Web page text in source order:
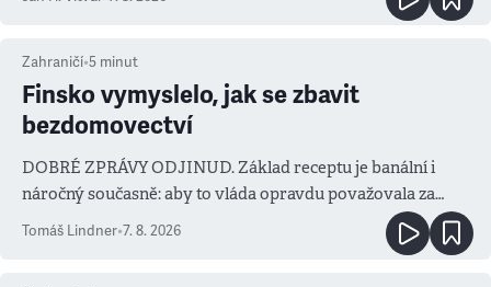
Zahraničí•5 minut
Finsko vymyslelo, jak se zbavit
bezdomovectví
DOBRÉ ZPRÁVY ODJINUD. Základ receptu je banální i
náročný současně: aby to vláda opravdu považovala za
prioritu
Tomáš Lindner•7. 8. 2026